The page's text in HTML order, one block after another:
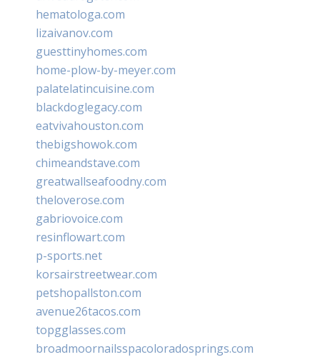
hematologa.com
lizaivanov.com
guesttinyhomes.com
home-plow-by-meyer.com
palatelatincuisine.com
blackdoglegacy.com
eatvivahouston.com
thebigshowok.com
chimeandstave.com
greatwallseafoodny.com
theloverose.com
gabriovoice.com
resinflowart.com
p-sports.net
korsairstreetwear.com
petshopallston.com
avenue26tacos.com
topgglasses.com
broadmoornailsspacoloradosprings.com